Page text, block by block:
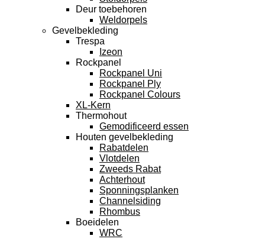
Deur toebehoren
Weldorpels
Gevelbekleding
Trespa
Izeon
Rockpanel
Rockpanel Uni
Rockpanel Ply
Rockpanel Colours
XL-Kern
Thermohout
Gemodificeerd essen
Houten gevelbekleding
Rabatdelen
Vlotdelen
Zweeds Rabat
Achterhout
Sponningsplanken
Channelsiding
Rhombus
Boeidelen
WRC